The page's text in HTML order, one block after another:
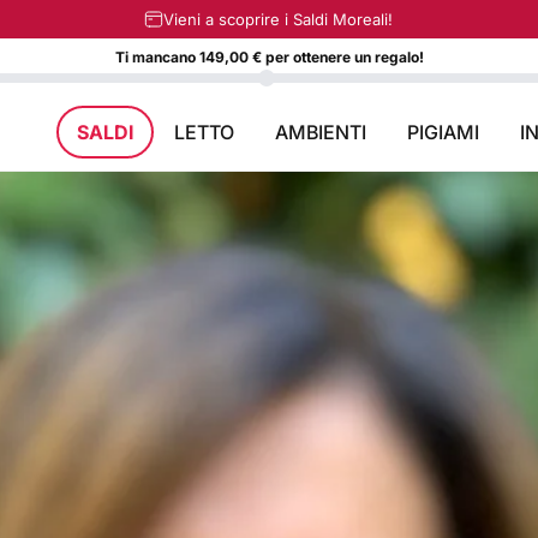
Vieni a scoprire i Saldi Moreali!
Spedizioni gratuite a partire da 129€
Ti mancano 149,00 € per ottenere un regalo!
SALDI LETTO AMBIENTI PIGIAMI